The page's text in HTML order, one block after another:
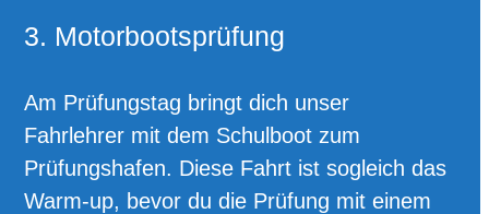
3. Motorbootsprüfung
Am Prüfungstag bringt dich unser
Fahrlehrer mit dem Schulboot zum
Prüfungshafen. Diese Fahrt ist sogleich das
Warm-up, bevor du die Prüfung mit einem